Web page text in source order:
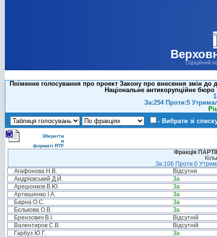
Офіційний
Поіменне голосування про проект Закону про внесення змін до
Національне антикорупційне
За:254 Проти:5
- Вибрати зі
Зберегти
в
форматі RTF
Фракція
За:106 Проти:0
Агафонова Н.В.
Відсутня
Андрієвський Д.Й.
За
Арешонков В.Ю.
За
Артюшенко І.А.
За
Барна О.С.
За
Бєлькова О.В.
За
Брензович В.І.
Відсутній
Валентиров С.В.
Відсутній
Гарбуз Ю.Г.
За